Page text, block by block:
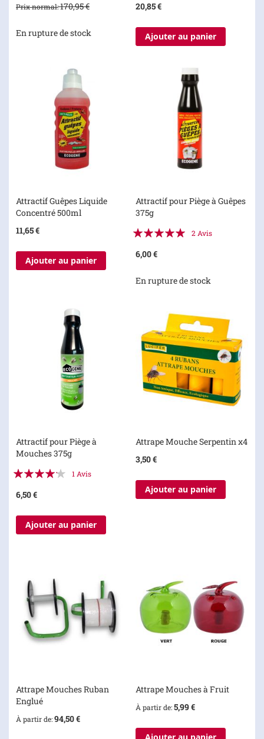
Prix normal 170,95 €
En rupture de stock
20,85 €
Ajouter au panier
Attractif Guêpes Liquide
Concentré 500ml
11,65 €
Ajouter au panier
Attractif pour Piège à Guêpes
375g
Évaluation:
2 Avis
6,00 €
En rupture de stock
Attractif pour Piège à
Mouches 375g
Évaluation:
1 Avis
6,50 €
Ajouter au panier
Attrape Mouche Serpentin x4
3,50 €
Ajouter au panier
Attrape Mouches Ruban
Englué
À partir de 94,50 €
Attrape Mouches à Fruit
À partir de 5,99 €
Ajouter au panier